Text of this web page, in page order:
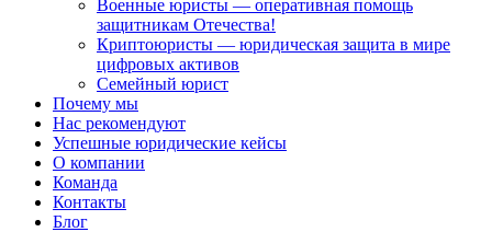
Военные юристы — оперативная помощь
защитникам Отечества!
Криптоюристы — юридическая защита в мире
цифровых активов
Семейный юрист
Почему мы
Нас рекомендуют
Успешные юридические кейсы
О компании
Команда
Контакты
Блог